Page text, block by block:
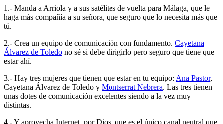
1.- Manda a Arriola y a sus satélites de vuelta para Málaga, que le
haga más compañía a su señora, que seguro que lo necesita más que
tú.
2.- Crea un equipo de comunicación con fundamento. Cayetana
Álvarez de Toledo no sé si debe dirigirlo pero seguro que tiene que
estar ahí.
3.- Hay tres mujeres que tienen que estar en tu equipo: Ana Pastor,
Cayetana Álvarez de Toledo y Montserrat Nebrera. Las tres tienen
unas dotes de comunicación excelentes siendo a la vez muy
distintas.
4.- Y aprovecha Internet, por Dios, que es el único canal neutral que